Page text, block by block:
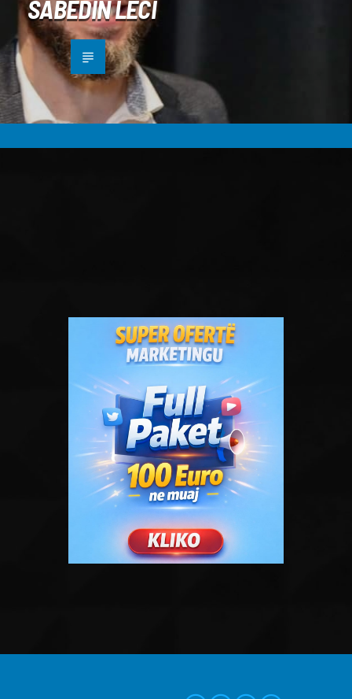
SABEDIN LECI